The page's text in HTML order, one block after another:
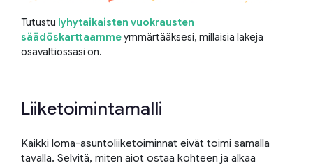
Tutustu lyhytaikaisten vuokrausten
säädöskarttaammeymmärtääksesi, millaisia lakeja
osavaltiossasi on.
Liiketoimintamalli
Kaikki loma-asuntoliiketoiminnat eivät toimi samalla
tavalla. Selvitä, miten aiot ostaa kohteen ja alkaa